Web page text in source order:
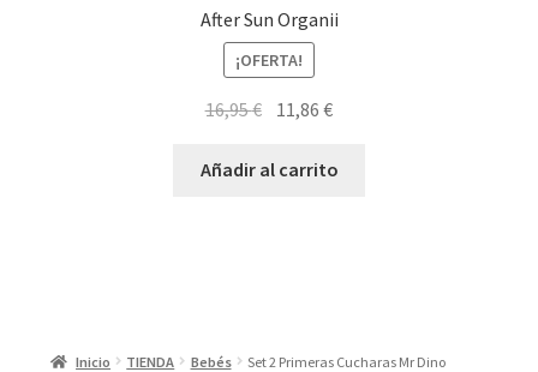
After Sun Organii
¡OFERTA!
16,95€ El
original
11,86€El
actual
Añadir al carrito
Inicio TIENDA Bebés Set 2 Primeras Cucharas Mr Dino